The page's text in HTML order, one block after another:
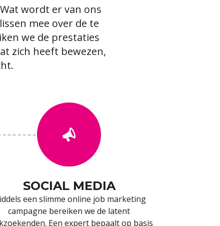
wordt er van ons
mee over de te
we de prestaties
zich heeft bewezen,
SOCIAL MEDIA
een slimme online job marketing
campagne bereiken we de latent
Een expert bepaalt op basis